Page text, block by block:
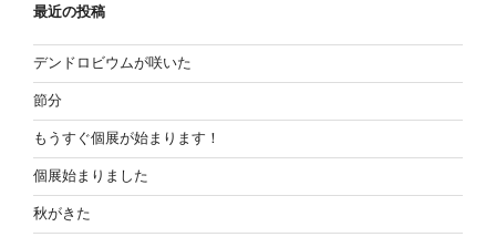
最近の投稿
デンドロビウムが咲いた
節分
もうすぐ個展が始まります！
個展始まりました
秋がきた